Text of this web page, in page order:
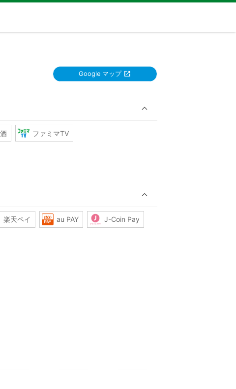
Google マップ
ファミマTV
楽天ペイ au PAY J-Coin Pay